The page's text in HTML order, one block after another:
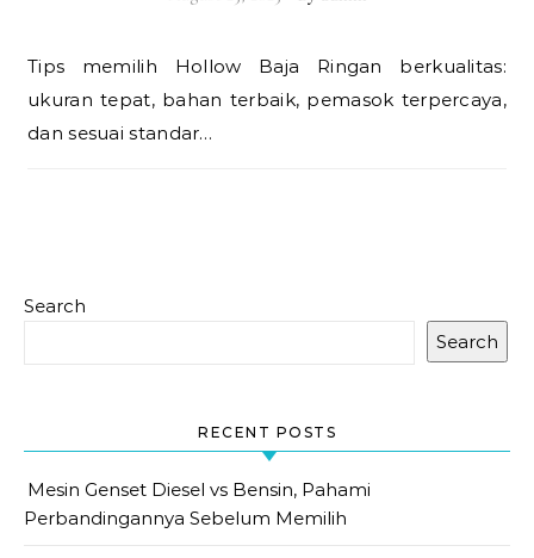
Tips memilih Hollow Baja Ringan berkualitas:
ukuran tepat, bahan terbaik, pemasok terpercaya,
dan sesuai standar…
Search
Search
RECENT POSTS
Mesin Genset Diesel vs Bensin, Pahami
Perbandingannya Sebelum Memilih